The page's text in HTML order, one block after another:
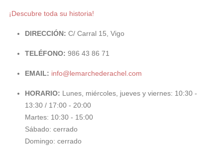
¡Descubre toda su historia!
DIRECCIÓN: C/ Carral 15, Vigo
TELÉFONO: 986 43 86 71
EMAIL: info@lemarchederachel.com
HORARIO: Lunes, miércoles, jueves y viernes: 10:30 -
13:30 / 17:00 - 20:00
Martes: 10:30 - 15:00
Sábado: cerrado
Domingo: cerrado